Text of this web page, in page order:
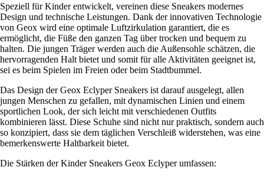
Speziell für Kinder entwickelt, vereinen diese Sneakers modernes
Design und technische Leistungen. Dank der innovativen Technologie
von Geox wird eine optimale Luftzirkulation garantiert, die es
ermöglicht, die Füße den ganzen Tag über trocken und bequem zu
halten. Die jungen Träger werden auch die Außensohle schätzen, die
hervorragenden Halt bietet und somit für alle Aktivitäten geeignet ist,
sei es beim Spielen im Freien oder beim Stadtbummel.
Das Design der Geox Eclyper Sneakers ist darauf ausgelegt, allen
jungen Menschen zu gefallen, mit dynamischen Linien und einem
sportlichen Look, der sich leicht mit verschiedenen Outfits
kombinieren lässt. Diese Schuhe sind nicht nur praktisch, sondern auch
so konzipiert, dass sie dem täglichen Verschleiß widerstehen, was eine
bemerkenswerte Haltbarkeit bietet.
Die Stärken der Kinder Sneakers Geox Eclyper umfassen: